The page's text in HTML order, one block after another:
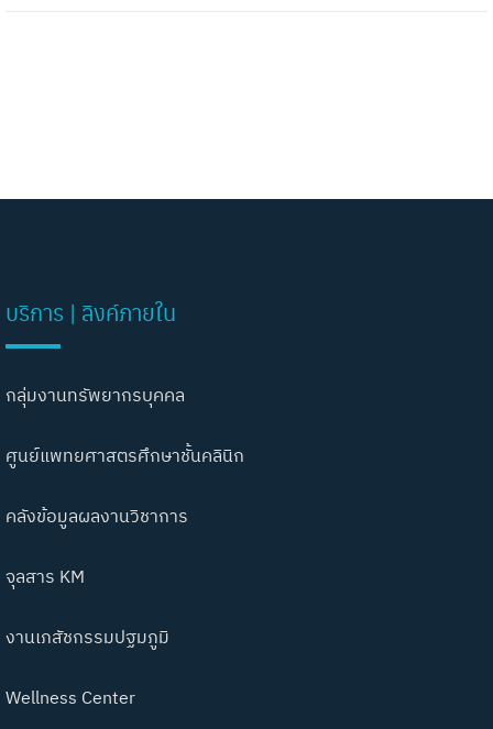
บริการ | ลิงค์ภายใน
กลุ่มงานทรัพยากรบุคคล
ศูนย์แพทยศาสตรศึกษาชั้นคลินิก
คลังข้อมูลผลงานวิชาการ
จุลสาร KM
งานเภสัชกรรมปฐมภูมิ
Wellness Center